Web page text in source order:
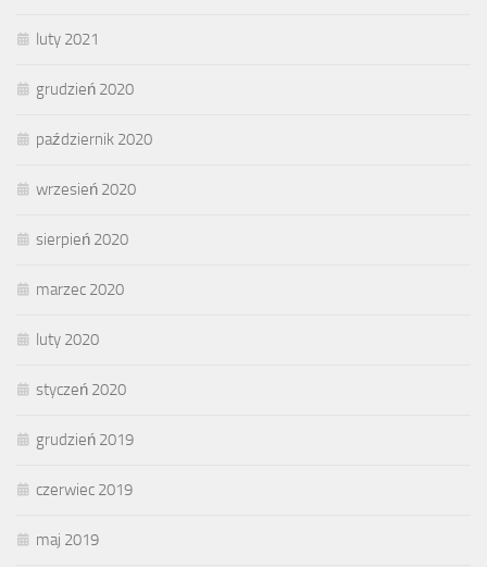
luty 2021
grudzień 2020
październik 2020
wrzesień 2020
sierpień 2020
marzec 2020
luty 2020
styczeń 2020
grudzień 2019
czerwiec 2019
maj 2019